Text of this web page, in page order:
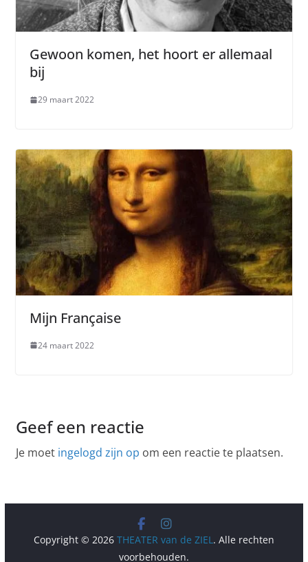
Gewoon komen, het hoort er allemaal
bij
29 maart 2022
Mijn Française
24 maart 2022
Geef een reactie
Je moet ingelogd zijn op om een reactie te plaatsen.
Copyright © 2026 THEATER van de ZIEL. Alle rechten
voorbehouden.